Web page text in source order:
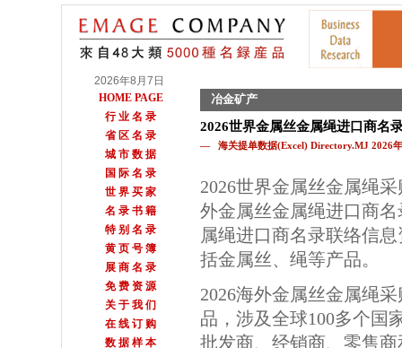
2026年8月7日
HOME PAGE
行 业 名 录
省 区 名 录
城 市 数 据
国 际 名 录
世 界 买 家
名 录 书 籍
特 别 名 录
黄 页 号 簿
展 商 名 录
免 费 资 源
关 于 我 们
在 线 订 购
数 据 样 本
冶金矿产
2026世界金属丝金属绳进口商名
— 海关提单数据(Excel) Directory.MJ 2026
2026世界金属丝金属绳
外金属丝金属绳进口商
属绳进口商名录联络信
括金属丝、绳等产品。
2026海外金属丝金属绳
品，涉及全球100多个国
批发商、经销商、零售